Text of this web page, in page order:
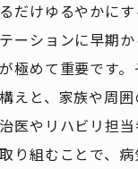
だけゆるやかに
ーションに早期
極めて重要です。
えと、家族や周
医やリハビリ担
り組むことで、